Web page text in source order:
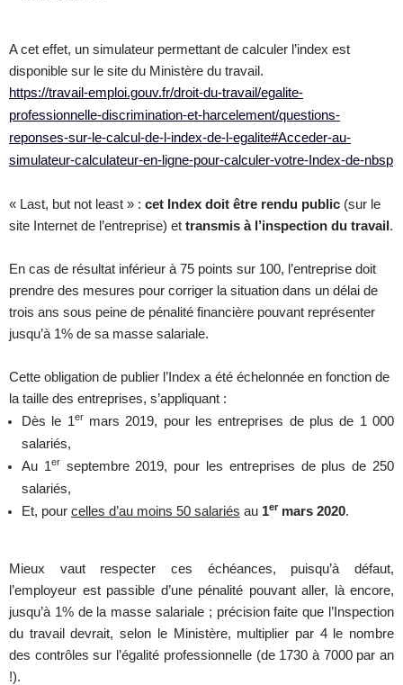
A cet effet, un simulateur permettant de calculer l’index est
disponible sur le site du Ministère du travail.
https://travail-emploi.gouv.fr/droit-du-travail/egalite-
professionnelle-discrimination-et-harcelement/questions-
reponses-sur-le-calcul-de-l-index-de-l-egalite#Acceder-au-
simulateur-calculateur-en-ligne-pour-calculer-votre-Index-de-nbsp
« Last, but not least » : cet Index doit être rendu public (sur le
site Internet de l’entreprise) et transmis à l’inspection du travail .
En cas de résultat inférieur à 75 points sur 100, l’entreprise doit
prendre des mesures pour corriger la situation dans un délai de
trois ans sous peine de pénalité financière pouvant représenter
jusqu’à 1% de sa masse salariale.
Cette obligation de publier l’Index a été échelonnée en fonction de
la taille des entreprises, s’appliquant :
Dès le 1er
mars 2019, pour les entreprises de plus de 1 000
salariés,
Au 1er septembre 2019, pour les entreprises de plus de 250
salariés,
Et, pour celles d’au moins 50 salariés au 1er mars 2020.
Mieux vaut respecter ces échéances, puisqu’à défaut,
l’employeur est passible d’une pénalité pouvant aller, là encore,
jusqu’à 1% de la masse salariale ; précision faite que l’Inspection
du travail devrait, selon le Ministère, multiplier par 4 le nombre
des contrôles sur l’égalité professionnelle (de 1730 à 7000 par an
!).